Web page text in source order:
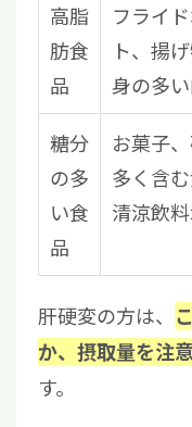
高脂
肪食
品
フライ
ト、揚
身の多
糖分
の多
い食
品
お菓子
多く含む
清涼飲
肝硬変の方は、
か、摂取量を注
す。